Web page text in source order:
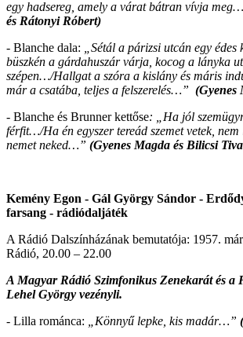
egy hadsereg, amely a várat bátran vívja
és Rátonyi Róbert)
- Blanche dala:
„Sétál a párizsi utcán egy édes
büszkén a gárdahuszár várja, kocog a lányka
szépen…/Hallgat a szóra a kislány és máris
már a csatába, teljes a felszerelés…” (Gyenes
- Blanche és Brunner kettőse: „ Ha jól
férfit…/Ha én egyszer tereád szemet vetek,
nemet neked…” (Gyenes Magda és Bilicsi
Kemény Egon - Gál György Sándor -
farsang - rádiódaljáték
A Rádió Dalszínházának bemutatója: 1957.
Rádió, 20.00 – 22.00
A Magyar Rádió Szimfonikus Zenekarát és a
Lehel György vezényli.
- Lilla románca: „Könnyű lepke, kis madár…”